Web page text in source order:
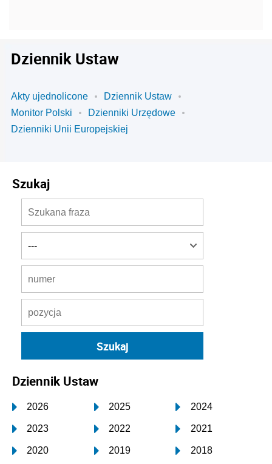
Dziennik Ustaw
Akty ujednolicone
Dziennik Ustaw
Monitor Polski
Dzienniki Urzędowe
Dzienniki Unii Europejskiej
Szukaj
Dziennik Ustaw
2026 2025 2024
2023 2022 2021
2020 2019 2018